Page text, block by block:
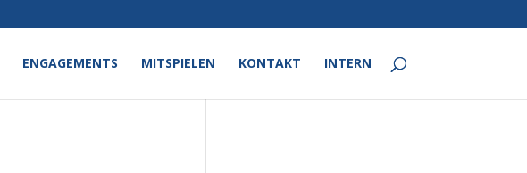
ENGAGEMENTS MITSPIELEN KONTAKT INTERN